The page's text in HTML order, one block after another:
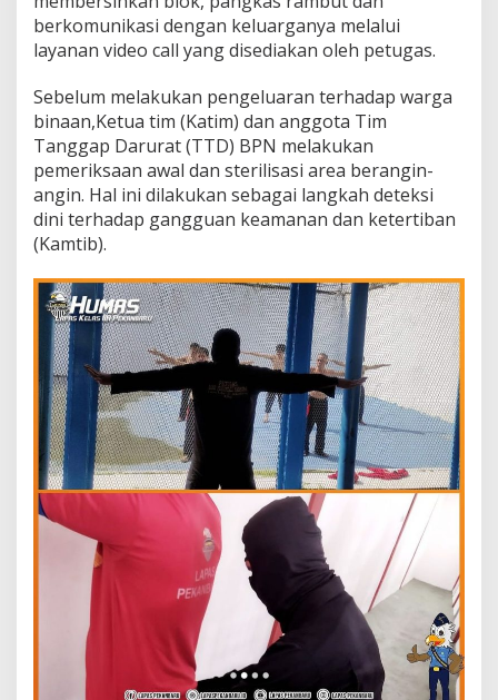
berkomunikasi dengan keluarganya melalui
layanan video call yang disediakan oleh petugas.
Sebelum melakukan pengeluaran terhadap warga
binaan,Ketua tim (Katim) dan anggota Tim
Tanggap Darurat (TTD) BPN melakukan
pemeriksaan awal dan sterilisasi area berangin-
angin. Hal ini dilakukan sebagai langkah deteksi
dini terhadap gangguan keamanan dan ketertiban
(Kamtib).